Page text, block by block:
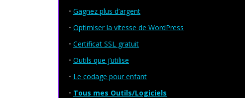
• Gagnez plus d’argent
• Optimiser la vitesse de WordPress
• Certificat SSL gratuit
• Outils que j’utilise
• Le codage pour enfant
• Tous mes Outils/Logiciels